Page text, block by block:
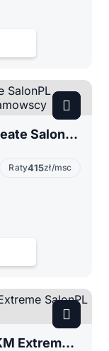
Dacia Sandero II 0.9 TCe Laureate SalonPL Nawigacja MałyPrzebieg Grupa Adamowscy
Raty415zł/msc
Dacia Sandero III 1.0 TCe 110KM Extreme SalonPL VAT23% Grupa Adamowscy